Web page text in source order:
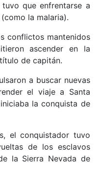
que enfrentarse a
la malaria).
conflictos mantenidos
ascender en la
de capitán.
a buscar nuevas
el viaje a Santa
la conquista de
el conquistador tuvo
de los esclavos
la Sierra Nevada de